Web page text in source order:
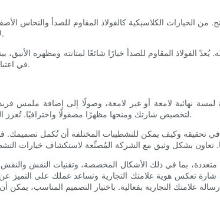
الخيارات الكلاسيكية كالفولاذ المقاوم للصدأ والنحاس
لا حصر لها. لكل مادة خصائصها الفريدة التي تؤثر على جمالية شارتك.
المقاوم للصدأ خيارًا شائعًا لمتانته ومظهره الأنيق،
في اعتبارك ميزانيتك والمتطلبات الخاصة بشارتك لضمان ملاءمتها لاحتياجاتك.
نهائية لامعة أو غير لامعة، وصولًا إلى إضافة ملمس
لتخصيص شارتك ومنحها مظهرًا مصقولًا واحترافيًا. تُعزز اللمسات النهائية جمال شارتك البصري وتجعلها أكثر تميزًا لدى العملاء.
تحقيقه وكيف يمكن للتشطيبات المختلفة أن تُكمل تصميمك.
بما في ذلك الأشكال المخصصة، وتقنيات النقش والنقش
تعكس هوية علامتك التجارية وتساعد عملك على التميز
التجارية بفعالية. باختيار التصميم المناسب، يمكن